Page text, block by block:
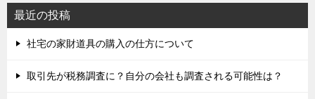
最近の投稿
社宅の家財道具の購入の仕方について
取引先が税務調査に？自分の会社も調査される可能性は？